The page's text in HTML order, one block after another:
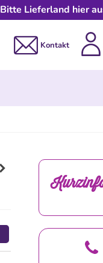
Bitte Lieferland hier
Kontakt